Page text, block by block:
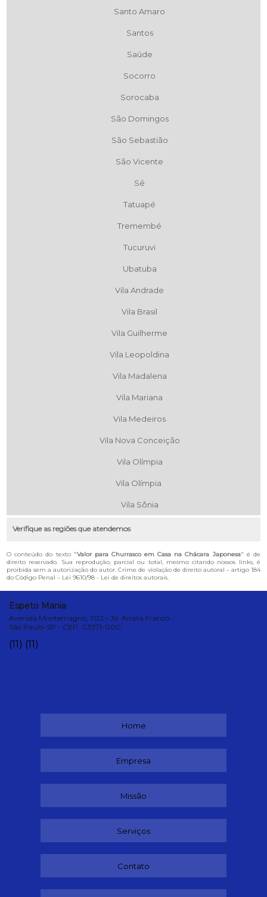
Santo Amaro
Santos
Saúde
Socorro
Sorocaba
São Domingos
São Sebastião
São Vicente
Sé
Tatuapé
Tremembé
Tucuruvi
Ubatuba
Vila Andrade
Vila Brasil
Vila Guilherme
Vila Leopoldina
Vila Madalena
Vila Mariana
Vila Medeiros
Vila Nova Conceição
Vila Olímpia
Vila Olímpia
Vila Sônia
Verifique as regiões que atendemos
O conteúdo do texto "Valor para Churrasco em Casa na Chácara Japonesa" é de
direito reservado. Sua reprodução, parcial ou total, mesmo citando nossos links, é
proibida sem a autorização do autor. Crime de violação de direito autoral – artigo 184
do Código Penal – Lei 9610/98 - Lei de direitos autorais.
Espeto Mania
Avenida Montemagno, 702 - Jd. Anália Franco
São Paulo-SP - CEP: 03371-000
(11) (11)
Home
Empresa
Missão
Serviços
Contato